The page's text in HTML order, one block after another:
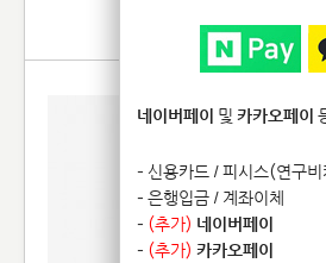
네이버페이 및 카카오페이
- 신용카드 / 피시스(연구비
- 은행입금 / 계좌이체
- (추가) 네이버페이
- (추가) 카카오페이